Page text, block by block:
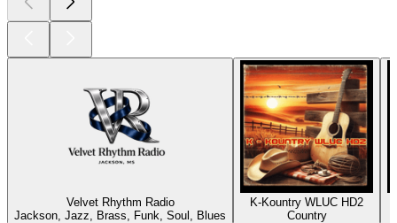
Velvet Rhythm Radio
Jackson, Jazz, Brass, Funk, Soul, Blues
K-Kountry WLUC HD2
Country